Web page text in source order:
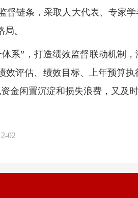
督链条，采取人大代表、专家
。
系”，打造绩效监督联动机制
效评估、绩效目标、上年预算
金闲置沉淀和损失浪费，又及
02